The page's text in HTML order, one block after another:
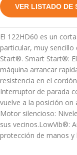
VER LISTADO DE
El 122HD60 es un
particular, muy
Start®. Smart Start®:
máquina arrancar
resistencia en el
Interruptor de parada
vuelve a la posición
Motor silencioso:
sus vecinos.LowVib®:
protección de manos y